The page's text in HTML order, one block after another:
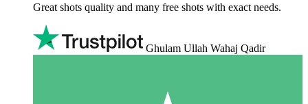
Great shots quality and many free shots with exact needs.
Ghulam Ullah Wahaj Qadir